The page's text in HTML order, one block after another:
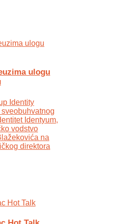
ulogu
Identity
Identyum,
vodstvo
na
direktora